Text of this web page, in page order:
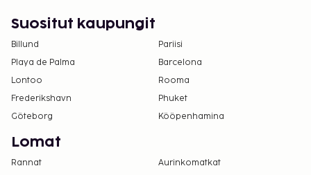
Suositut kaupungit
Billund
Pariisi
Playa de Palma
Barcelona
Lontoo
Rooma
Frederikshavn
Phuket
Göteborg
Kööpenhamina
Lomat
Rannat
Aurinkomatkat